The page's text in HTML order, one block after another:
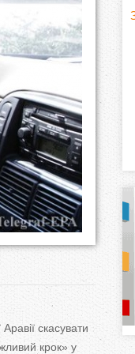
скасувати
крок» у
o
a
l